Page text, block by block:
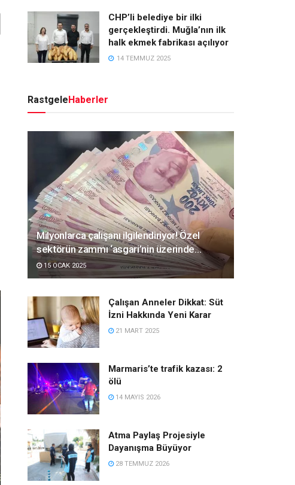
CHP’li belediye bir ilki
gerçekleştirdi. Muğla’nın ilk
halk ekmek fabrikası açılıyor
14 TEMMUZ 2025
RastgeleHaberler
Milyonlarca çalışanı ilgilendiriyor! Özel
sektörün zammı ‘asgari’nin üzerinde…
15 OCAK 2025
Çalışan Anneler Dikkat: Süt
İzni Hakkında Yeni Karar
21 MART 2025
Marmaris’te trafik kazası: 2
ölü
14 MAYIS 2026
Atma Paylaş Projesiyle
Dayanışma Büyüyor
28 TEMMUZ 2026